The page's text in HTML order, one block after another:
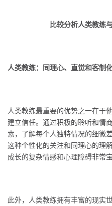
比较分析人类教练
人类教练：同理心、直觉和客制
人类教练最重要的优势之一在于
建立信任。通过积极的聆听和情
索，了解每个人独特情况的细微
这种个性化的关注和同理心的理
成长的复杂情感和心理障碍非常宝
此外，人类教练拥有丰富的现实